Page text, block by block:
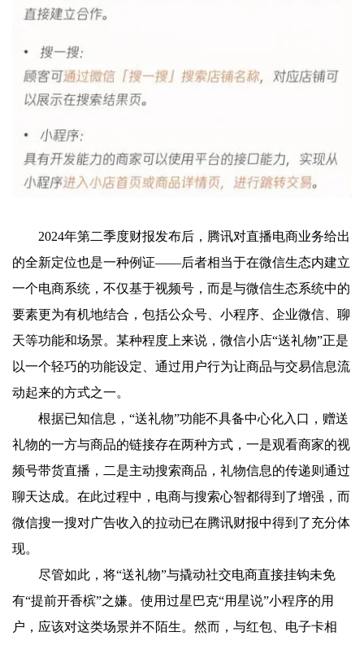
2024年第二季度财报发布后，腾讯对直播电商业务给出
的全新定位也是一种例证——后者相当于在微信生态内建立
一个电商系统，不仅基于视频号，而是与微信生态系统中的
要素更为有机地结合，包括公众号、小程序、企业微信、聊
天等功能和场景。某种程度上来说，微信小店“送礼物”正是
以一个轻巧的功能设定、通过用户行为让商品与交易信息流
动起来的方式之一。
根据已知信息，“送礼物”功能不具备中心化入口，赠送
礼物的一方与商品的链接存在两种方式，一是观看商家的视
频号带货直播，二是主动搜索商品，礼物信息的传递则通过
聊天达成。在此过程中，电商与搜索心智都得到了增强，而
微信搜一搜对广告收入的拉动已在腾讯财报中得到了充分体
现。
尽管如此，将“送礼物”与撬动社交电商直接挂钩未免
有“提前开香槟”之嫌。使用过星巴克“用星说”小程序的用
户，应该对这类场景并不陌生。然而，与红包、电子卡相